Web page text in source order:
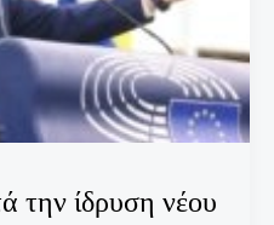
την ίδρυση νέου